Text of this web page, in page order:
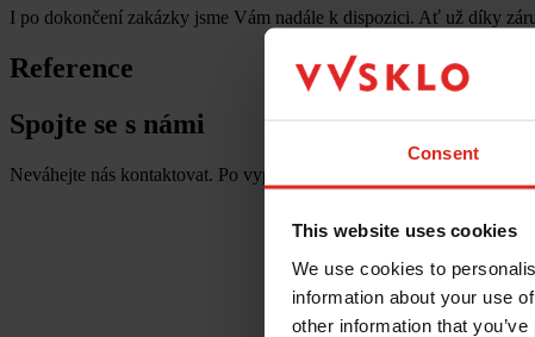
Consent
This website uses cookies
We use cookies to
information about your use
other information that
I po dokončení zakázky jsme Vám nadále k dispozici. Ať už díky
Reference
Spojte se s námi
Neváhejte nás kontaktovat. Po vyplnění poptávkového formuláře